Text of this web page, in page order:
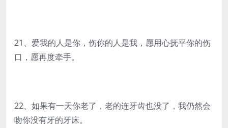
21、爱我的人是你，伤你的人是我，愿用心抚平你的伤
口，愿再度牵手。
22、如果有一天你老了，老的连牙齿也没了，我仍然会
吻你没有牙的牙床。